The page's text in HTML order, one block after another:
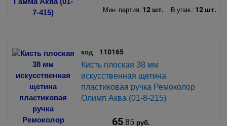
Мин. партия: 12 шт. В упак.: 12 шт.
код 110165
Кисть плоская 38 мм
искусственная щетина
пластиковая ручка Ремоколор
Олимп Аква (01-8-215)
65.85руб.